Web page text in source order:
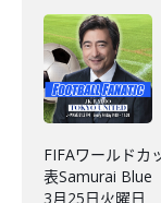
FIFAワールド
表Samurai Blue
3月25日火曜日